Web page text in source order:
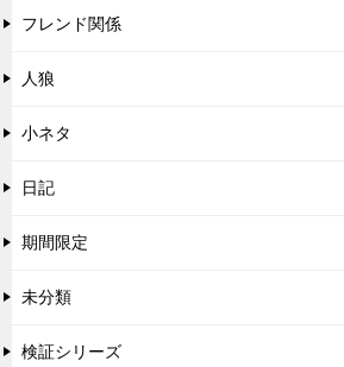
フレンド関係
人狼
小ネタ
日記
期間限定
未分類
検証シリーズ